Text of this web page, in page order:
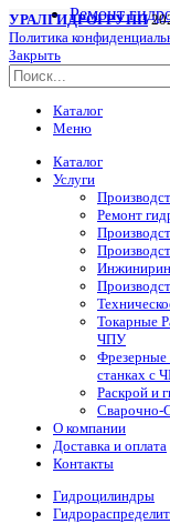
Ремонт
УРАЛГИДРОГРУПП
Политика
Закрыть
Каталог
Меню
Каталог
Услуги
Ремонт
Токарные
ЧПУ
Фрезерные
станках с
Раскрой и
Сварочно-
О компании
Доставка и оплата
Контакты
Гидроцилиндры